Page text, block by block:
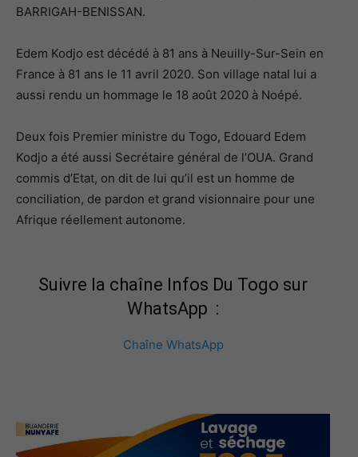
BARRIGAH-BENISSAN.
Edem Kodjo est décédé à 81 ans à Neuilly-Sur-Sein en
France à 81 ans le 11 avril 2020. Son village natal lui a
aussi rendu un hommage le 18 août 2020 à Noépé.
Deux fois Premier ministre du Togo, Edouard Edem
Kodjo a été aussi Secrétaire général de l’OUA. Grand
commis d’Etat, on dit de lui qu’il est un homme de
conciliation, de pardon et grand visionnaire pour une
Afrique réellement autonome.
Suivre la chaîne Infos Du Togo sur
WhatsApp :
Chaîne WhatsApp